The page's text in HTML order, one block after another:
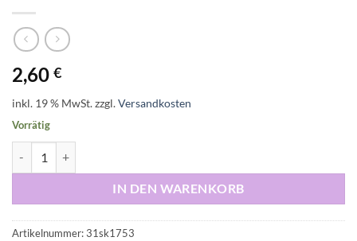
2,60 €
inkl. 19 % MwSt.zzgl.Versandkosten
Vorrätig
IN DEN WARENKORB
Artikelnummer:31sk1753